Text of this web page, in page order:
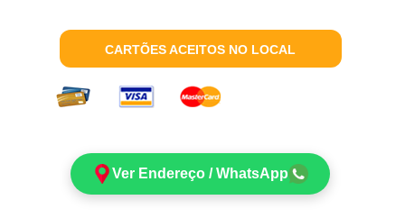
CARTÕES ACEITOS NO LOCAL
Ver Endereço / WhatsApp